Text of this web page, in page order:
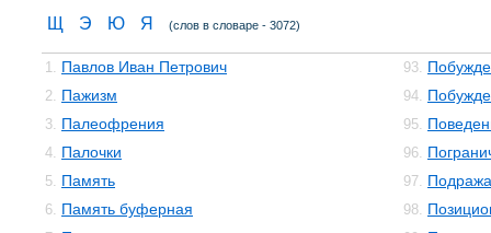
Щ Э Ю Я (слов в словаре - 3072)
1. Павлов Иван Петрович
2. Пажизм
3. Палеофрения
4. Палочки
5. Память
6. Память буферная
93.
94.
95.
96.
97.
98.